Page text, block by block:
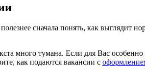
сначала понять, как выглядит
много тумана. Если для Вас
как подаются вакансии с